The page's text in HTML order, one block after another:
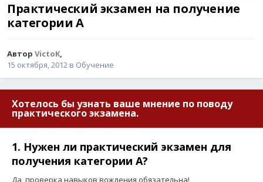
Практический экзамен на получение
категории А
Автор VictoK,
15 октября, 2012 в Обучение
Хотелось бы узнать ваше мнение по поводу
практического экзамена.
1. Нужен ли практический экзамен для
получения категории А?
Да, проверка навыков вождения обязательна!